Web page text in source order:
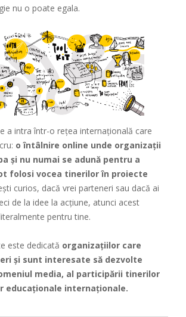
nu o poate egala.
a intra într-o rețea internațională care
o întâlnire online unde organizații
și nu numai se adună pentru a
folosi vocea tinerilor în proiecte
curios, dacă vrei parteneri sau dacă ai
de la idee la acțiune, atunci acest
pentru tine.
este dedicată organizațiilor care
și sunt interesate să dezvolte
media, al participării tinerilor
educaționale internaționale.